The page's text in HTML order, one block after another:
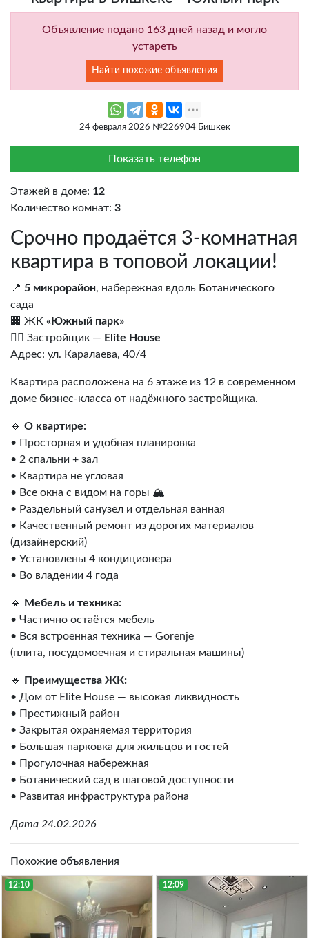
Объявление подано 163 дней назад и могло
устареть
Найти похожие объявления
24 февраля 2026 №226904 Бишкек
Показать телефон
Этажей в доме: 12
Количество комнат: 3
Срочно продаётся 3-комнатная
квартира в топовой локации!
📍 5 микрорайон, набережная вдоль Ботанического
сада
🏢 ЖК «Южный парк»
👷‍♂️ Застройщик — Elite House
Адрес: ул. Каралаева, 40/4
Квартира расположена на 6 этаже из 12 в современном
доме бизнес-класса от надёжного застройщика.
🔹 О квартире:
• Просторная и удобная планировка
• 2 спальни + зал
• Квартира не угловая
• Все окна с видом на горы 🏔️
• Раздельный санузел и отдельная ванная
• Качественный ремонт из дорогих материалов
(дизайнерский)
• Установлены 4 кондиционера
• Во владении 4 года
🔹
Мебель и техника:
• Частично остаётся мебель
• Вся встроенная техника — Gorenje
(плита, посудомоечная и стиральная машины)
🔹
Преимущества ЖК:
• Дом от Elite House — высокая ликвидность
• Престижный район
• Закрытая охраняемая территория
• Большая парковка для жильцов и гостей
• Прогулочная набережная
• Ботанический сад в шаговой доступности
• Развитая инфраструктура района
Дата 24.02.2026
Похожие объявления
12:10 12:09